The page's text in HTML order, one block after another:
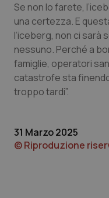
Provincia
Puglia
Sardegna
Toscana
Ipertensione &
Malattie rare
Malattia di
Obesità
Se non lo farete,
una certezza. E
l’iceberg, non ci sarà
nessuno. Perché a
famiglie, operatori
catastrofe sta
troppo tardi”.
31 Marzo 2025
© Riproduzione